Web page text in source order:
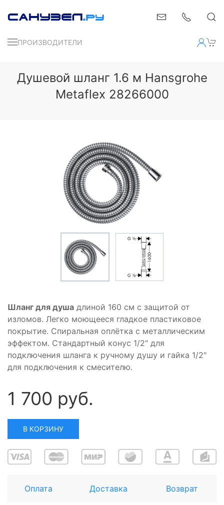
ПРОИЗВОДИТЕЛИ
Душевой шланг 1.6 м Hansgrohe
Metaflex 28266000
Шланг для душа длиной 160 см с защитой от
изломов. Легко моющееся гладкое пластиковое
покрытие. Спиральная оплётка с металлическим
эффектом. Стандартный конус 1/2" для
подключения шланга к ручному душу и гайка 1/2"
для подключения к смесителю.
1 700 руб.
В КОРЗИНУ
Оплата Доставка Возврат